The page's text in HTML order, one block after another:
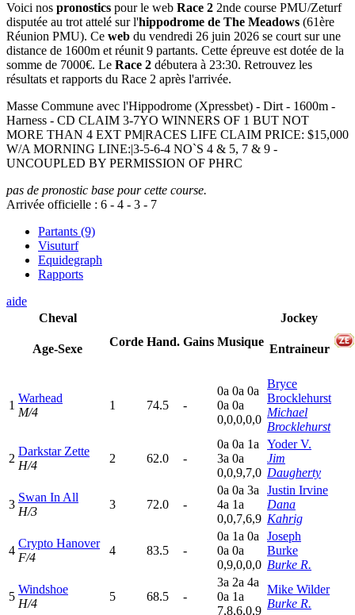
Voici nos pronostics pour le web Race 2 2nde course PMU/Zeturf
disputée au trot attelé sur l'hippodrome de The Meadows (61ère
Réunion PMU). Ce web du vendredi 26 juin 2026 se court sur une
distance de 1600m et réunit 9 partants. Cette épreuve est dotée de la
somme de 7000€. Le Race 2 débutera à 23:30. Retrouvez les
résultats et rapports du Race 2 après l'arrivée.
Masse Commune avec l'Hippodrome (Xpressbet) - Dirt - 1600m -
Harness - CD CLAIM 3-7YO WINNERS OF 1 BUT NOT
MORE THAN 4 EXT PM|RACES LIFE CLAIM PRICE: $15,000
W/A MORNING LINE:|3-5-6-4 NO`S 4 & 5, 7 & 9 -
UNCOUPLED BY PERMISSION OF PHRC
pas de pronostic base pour cette course.
Arrivée officielle : 6 - 4 - 3 - 7
Partants (9)
Visuturf
Equidegraph
Rapports
aide
Cheval
Age-Sexe
Corde Hand. Gains Musique
Jockey
Entraineur
1
Warhead
M/4
1 74.5 -
0a 0a 0a
0a 0a
0,0,0,0,0
Bryce
Brocklehurst
Michael
Brocklehurst
2
Darkstar Zette
H/4
2 62.0 -
0a 0a 1a
3a 0a
0,0,9,7,0
Yoder V.
Jim
Daugherty
3
Swan In All
H/3
3 72.0 -
0a 0a 3a
4a 1a
0,0,7,6,9
Justin Irvine
Dana
Kahrig
4
Crypto Hanover
F/4
4 83.5 -
0a 1a 0a
0a 0a
0,9,0,0,0
Joseph
Burke
Burke R.
5
Windshoe
H/4
5 68.5 -
3a 2a 4a
0a 1a
7,8,6,0,9
Mike Wilder
Burke R.